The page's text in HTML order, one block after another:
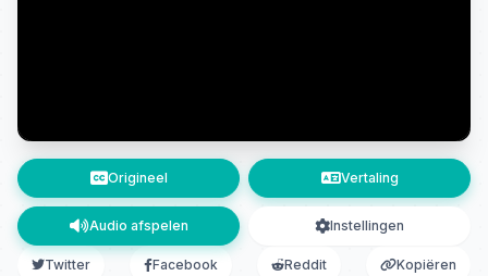
Origineel Vertaling
Audio afspelen Instellingen
Twitter Facebook Reddit Kopiëren